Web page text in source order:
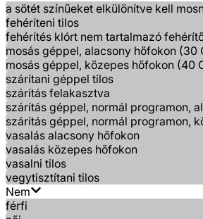
a sötét színűeket elkülönítve kell
fehéríteni tilos
fehérítés klórt nem tartalmazó
mosás géppel, alacsony hőfokon (30
mosás géppel, közepes hőfokon (40
szárítani géppel tilos
szárítás felakasztva
szárítás géppel, normál programon,
szárítás géppel, normál programon,
vasalás alacsony hőfokon
vasalás közepes hőfokon
vasalni tilos
vegytisztítani tilos
Nem
férfi